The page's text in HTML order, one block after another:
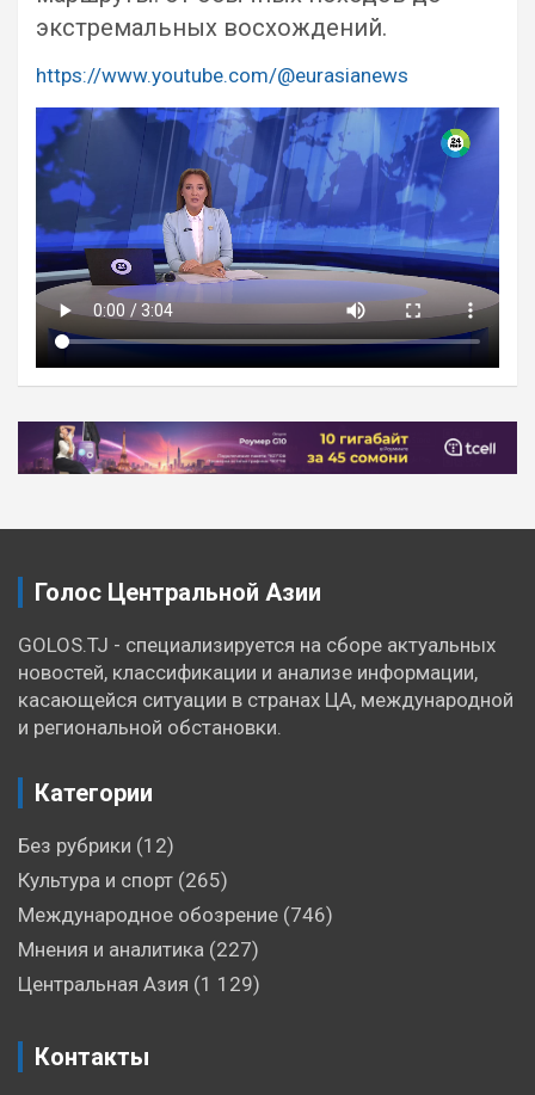
экстремальных восхождений.
https://www.youtube.com/@eurasianews
Навигация
по
Голос Центральной Азии
GOLOS.TJ - специализируется на сборе актуальных
новостей, классификации и анализе информации,
касающейся ситуации в странах ЦА, международной
и региональной обстановки.
Категории
Без рубрики (12)
Культура и спорт (265)
Международное обозрение (746)
Мнения и аналитика (227)
Центральная Азия (1 129)
Контакты